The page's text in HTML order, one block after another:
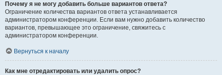
Почему я не могу добавить больше вариантов ответа?
Ограничение количества вариантов ответа устанавливается
администратором конференции. Если вам нужно добавить количество
вариантов, превышающее это ограничение, свяжитесь с
администратором конференции.
Вернуться к началу
Как мне отредактировать или удалить опрос?